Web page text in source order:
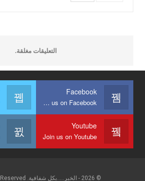
التعليقات مغلقة.
Facebook
Join us on Facebook
Youtube
Join us on Youtube
© 2026 - الخبر.....بكل شفافية. All Rights Reserved.